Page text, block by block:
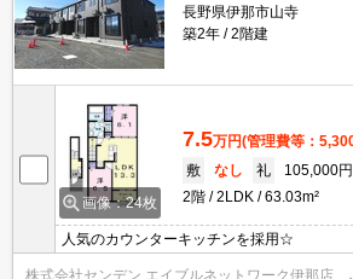
長野県伊那市山寺
築2年
2階建
画像：24枚
7.5万円(管理費等：
敷
なし 礼
105,000円
2階
2LDK 63.03m²
人気のカウンターキッチンを採用☆
株式会社センデン エイブルネットワーク伊那店